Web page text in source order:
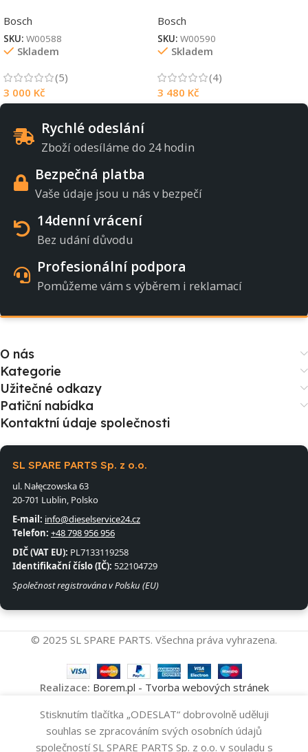
Bosch
SKU: W00588
Skladem
(5)
3 000 Kč
Bosch
SKU: W00590
Skladem
(4)
3 480 Kč
Rychlé odeslání
Zboží odesíláme do 24 hodin
Bezpečná platba
Vaše údaje jsou u nás v bezpečí
14denní vrácení
Bez udání důvodu
Profesionální podpora
Pomůžeme vám s výběrem i reklamací
O nás
Kategorie
Užitečné odkazy
Patiční nabídka
Kontaktní údaje společnosti
SL SPARE PARTS Sp. z o.o.
ul. Nałęczowska 63
20-701 Lublin, Polsko
E-mail: info@dieselservice24.cz
Telefon: +48 798 956 956
DIČ (VAT EU): PL7133119258
Identifikační číslo (IČ): 522104729
Společnost registrována v Polsku (EU)
© 2025 SL SPARE PARTS. Všechna práva vyhrazena.
Realizace: Borem.pl - Tvorba webových stránek
Stisknutím tlačítka „ODESLAT“ dobrovolně uděluji
souhlas se zpracováním svých osobních údajů
společností SL SPARE PARTS Sp. z o.o. v souladu s
Vstřikovač
0445110300
BOSCH
3
480Kč
- +
Přidat Do